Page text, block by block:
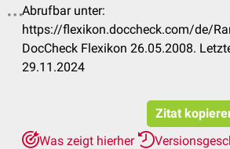
Abrufbar unter:
https://flexikon.doccheck.com/de/
DocCheck Flexikon 26.05.2008.
29.11.2024
Zitat
Was zeigt hierher